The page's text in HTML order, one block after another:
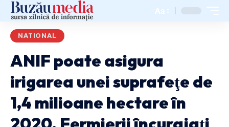
Aa
NATIONAL
ANIF poate asigura
irigarea unei suprafeţe de
1,4 milioane hectare în